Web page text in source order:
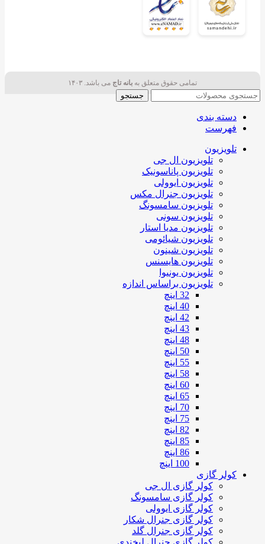
تمامی حقوق متعلق به بانه تاج می باشد. ۱۴۰۳
جستجو
دسته بندی
فهرست
تلویزیون
تلویزیون ال جی
تلویزیون پاناسونیک
تلویزیون ایوولی
تلویزیون جنرال مکس
تلویزیون سامسونگ
تلویزیون سونی
تلویزیون مدیا استار
تلویزیون شیائومی
تلویزیون شینون
تلویزیون هایسنس
تلویزیون یونیوا
تلویزیون براساس اندازه
32 اینچ
40 اینچ
42 اینچ
43 اینچ
48 اینچ
50 اینچ
55 اینچ
58 اینچ
60 اینچ
65 اینچ
70 اینچ
75 اینچ
82 اینچ
85 اینچ
86 اینچ
100 اینچ
کولر گازی
کولر گازی ال جی
کولر گازی سامسونگ
کولر گازی ایوولی
کولر گازی جنرال شکار
کولر گازی جنرال گلد